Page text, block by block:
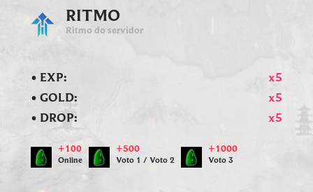
RITMO
Ritmo do servidor
• EXP:
x5
• GOLD:
x5
• DROP:
x5
+100
Online
+500
Voto 1 / Voto 2
+1000
Voto 3